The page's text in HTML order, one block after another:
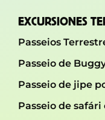
EXCURSIONES
Passeios
Passeio de
Passeio de jipe
Passeio de